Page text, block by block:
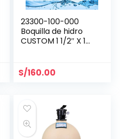
23300-100-000
Boquilla de hidro
CUSTOM 1 1/2″ X 1
S/160.00